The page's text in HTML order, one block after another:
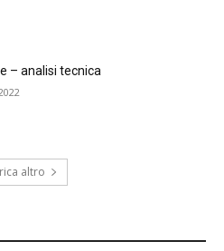
– analisi tecnica
altro